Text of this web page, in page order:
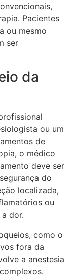
Pacientes
ou mesmo
ser
da
ou um
de
o médico
deve ser
do
localizada,
ou
dor.
como o
fora da
a anestesia